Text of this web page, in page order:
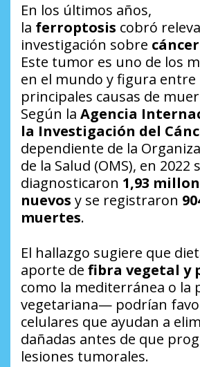
En los últimos años,
la ferroptosis cobró
investigación sobre
Este tumor es uno de los
en el mundo y figura entre
principales causas de
Según la Agencia
la Investigación del
dependiente de la
de la Salud (OMS), en 2022
diagnosticaron 1,93
nuevos y se registraron
muertes.
El hallazgo sugiere que
aporte de fibra vegetal y
como la mediterránea o la
vegetariana— podrían
celulares que ayudan a
dañadas antes de que
lesiones tumorales.